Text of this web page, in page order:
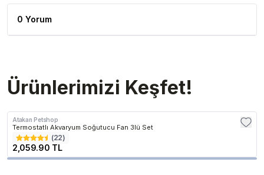
0 Yorum
Ürünlerimizi Keşfet!
Atakan Petshop
Termostatlı Akvaryum Soğutucu Fan 3lü Set
(22)
2,059.90 TL